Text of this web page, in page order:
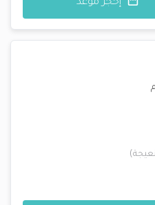
إحجز موعد
نعيجة)